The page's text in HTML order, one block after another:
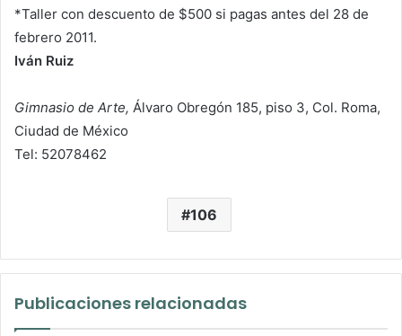
*Taller con descuento de $500 si pagas antes del 28 de
febrero 2011.
Iván Ruiz
Gimnasio de Arte, Álvaro Obregón 185, piso 3, Col. Roma,
Ciudad de México
Tel: 52078462
106
Publicaciones relacionadas